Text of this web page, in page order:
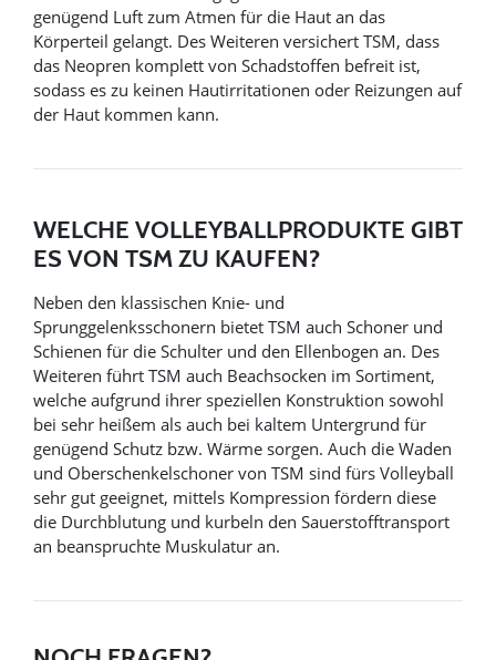
genügend Luft zum Atmen für die Haut an das
Körperteil gelangt. Des Weiteren versichert TSM, dass
das Neopren komplett von Schadstoffen befreit ist,
sodass es zu keinen Hautirritationen oder Reizungen auf
der Haut kommen kann.
WELCHE VOLLEYBALLPRODUKTE GIBT
ES VON TSM ZU KAUFEN?
Neben den klassischen Knie- und
Sprunggelenksschonern bietet TSM auch Schoner und
Schienen für die Schulter und den Ellenbogen an. Des
Weiteren führt TSM auch Beachsocken im Sortiment,
welche aufgrund ihrer speziellen Konstruktion sowohl
bei sehr heißem als auch bei kaltem Untergrund für
genügend Schutz bzw. Wärme sorgen. Auch die Waden
und Oberschenkelschoner von TSM sind fürs Volleyball
sehr gut geeignet, mittels Kompression fördern diese
die Durchblutung und kurbeln den Sauerstofftransport
an beanspruchte Muskulatur an.